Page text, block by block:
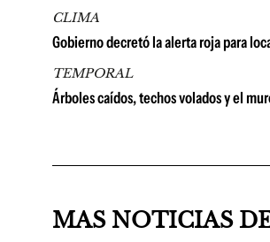
CLIMA
Gobierno decretó la alerta roja para
TEMPORAL
Árboles caídos, techos volados y el
MAS NOTICIAS